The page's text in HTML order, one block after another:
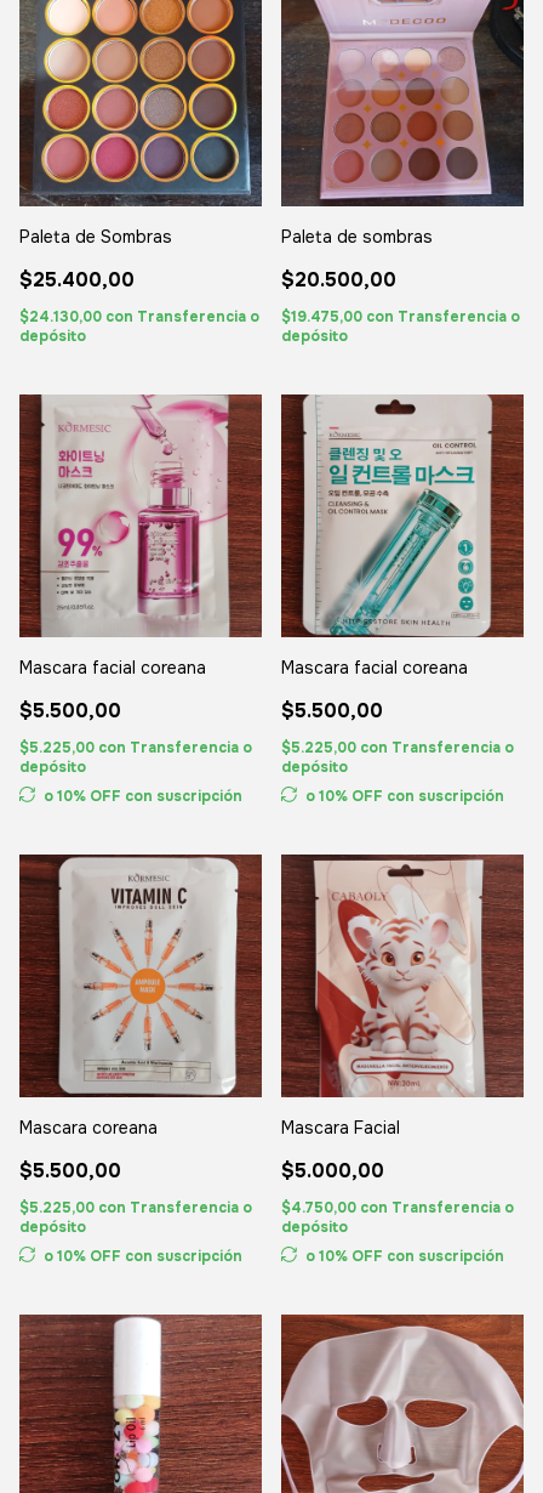
Paleta de Sombras
$25.400,00
$24.130,00 con Transferencia o
depósito
Paleta de sombras
$20.500,00
$19.475,00 con Transferencia o
depósito
Mascara facial coreana
$5.500,00
$5.225,00 con Transferencia o
depósito
o 10% OFF con suscripción
Mascara facial coreana
$5.500,00
$5.225,00 con Transferencia o
depósito
o 10% OFF con suscripción
Mascara coreana
$5.500,00
$5.225,00 con Transferencia o
depósito
o 10% OFF con suscripción
Mascara Facial
$5.000,00
$4.750,00 con Transferencia o
depósito
o 10% OFF con suscripción